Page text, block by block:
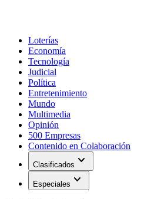
Loterías
Economía
Tecnología
Judicial
Política
Entretenimiento
Mundo
Multimedia
Opinión
500 Empresas
Contenido en Colaboración
Clasificados expand_more
Especiales expand_more